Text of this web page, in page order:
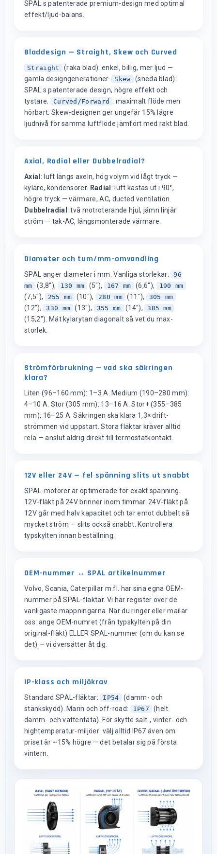
SPAL:s patenterade premium-design med optimal
effekt/ljud-balans.
Bladdesign — Straight, Skew och Curved
Straight
(raka blad): enkel, billig, mer ljud —
gamla designgenerationer.
Skew
(sneda blad):
SPAL:s patenterade design, högre effekt och
tystare.
Curved/Forward : maximalt flöde men
hörbart. Skew-designen ger ungefär 15% lägre
ljudnivå för samma luftflöde jämfört med rakt blad.
Axial, Radial eller Dubbelradial?
Axial : luft längs axeln, hög volym vid lågt tryck —
kylare, kondensorer. Radial : luft kastas ut i 90°,
högre tryck — värmare, AC, ducted ventilation.
Dubbelradial : två motroterande hjul, jämn linjär
ström — tak-AC, längsmonterade värmare.
Diameter och tum/mm-omvandling
SPAL anger diameter i mm. Vanliga storlekar:
96
mm
(3,8"), 130 mm (5"), 167 mm (6,6"), 190 mm
(7,5"), 255 mm (10"), 280 mm (11"), 305 mm
(12"), 330 mm (13"), 355 mm (14"), 385 mm
(15,2"). Mät kylarytan diagonalt så vet du max-
storlek.
Strömförbrukning — vad ska säkringen
klara?
Liten (96–160 mm): 1–3 A. Medium (190–280 mm):
4–10 A. Stor (305 mm): 13–16 A. Stor+ (355–385
mm): 16–25 A. Säkringen ska klara 1,3× drift-
strömmen vid uppstart. Stora fläktar kräver alltid
relä — anslut aldrig direkt till termostatkontakt.
12V eller 24V — fel spänning slits ut snabbt
SPAL-motorer är optimerade för exakt spänning.
12V-fläkt på 24V brinner inom timmar. 24V-fläkt på
12V går med halv kapacitet och tar emot dubbelt så
mycket ström — slits också snabbt. Kontrollera
typskylten innan beställning.
OEM-nummer ↔ SPAL artikelnummer
Volvo, Scania, Caterpillar m.fl. har sina egna OEM-
nummer på SPAL-fläktar. Vi har register över de
vanligaste mappningarna. När du ringer eller mailar
oss: ange OEM-numret (från typskylten på din
original-fläkt) ELLER SPAL-nummer (om du kan se
det) — vi översätter åt dig.
IP-klass och miljökrav
Standard SPAL-fläktar: IP54
(damm- och
stänkskydd). Marin och off-road:
IP67
(helt
damm- och vattentäta). För skytte salt-, vinter- och
hightemperatur-miljöer: välj alltid IP67 även om
priset är ~15% högre — det betalar sig på första
vintern.